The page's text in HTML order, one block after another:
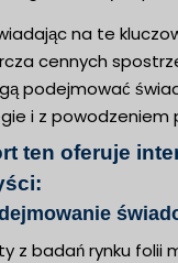
na te
cennych
podejmować
i z powodzeniem
ten oferuje
z badań rynku folii